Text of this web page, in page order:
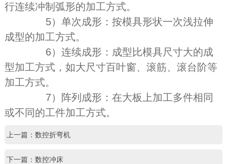
行连续冲制弧形的加工方式。
5）单次成形：按模具形状一次浅拉伸
成型的加工方式。
6）连续成形：成型比模具尺寸大的成
型加工方式，如大尺寸百叶窗、滚筋、滚台阶等
加工方式。
7）阵列成形：在大板上加工多件相同
或不同的工件加工方式。
上一篇：数控折弯机
下一篇：数控冲床